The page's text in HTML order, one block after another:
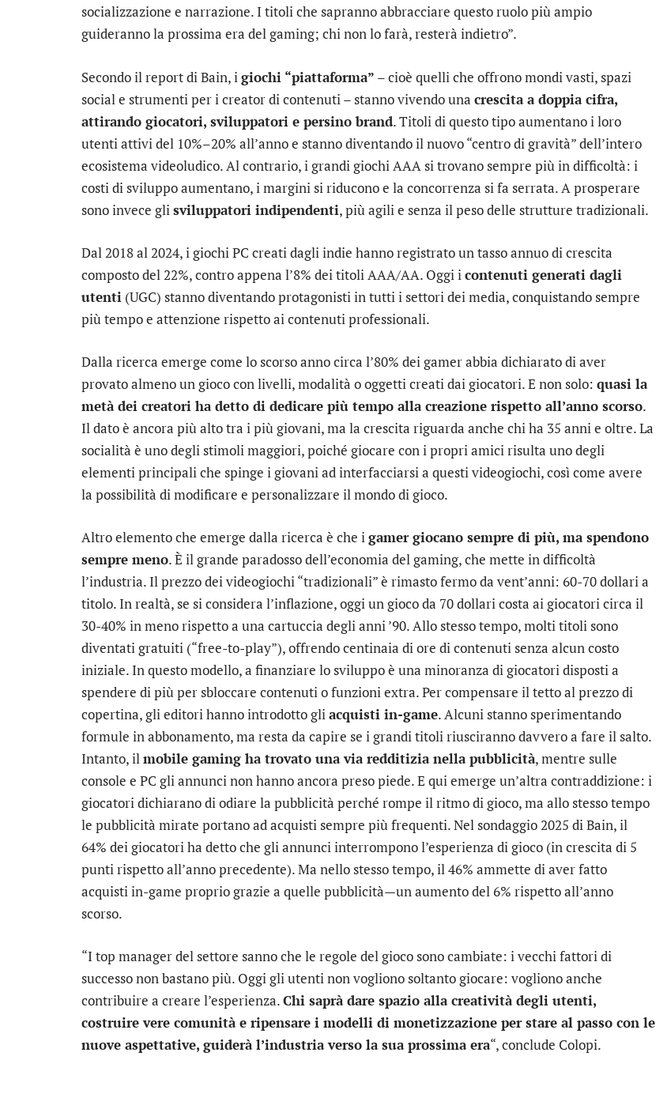
socializzazione e narrazione. I titoli che sapranno abbracciare questo ruolo più ampio
guideranno la prossima era del gaming; chi non lo farà, resterà indietro”.
Secondo il report di Bain, i giochi “piattaforma” – cioè quelli che offrono mondi vasti, spazi
social e strumenti per i creator di contenuti – stanno vivendo una crescita a doppia cifra,
attirando giocatori, sviluppatori e persino brand. Titoli di questo tipo aumentano i loro
utenti attivi del 10%–20% all’anno e stanno diventando il nuovo “centro di gravità” dell’intero
ecosistema videoludico. Al contrario, i grandi giochi AAA si trovano sempre più in difficoltà: i
costi di sviluppo aumentano, i margini si riducono e la concorrenza si fa serrata. A prosperare
sono invece gli sviluppatori indipendenti, più agili e senza il peso delle strutture tradizionali.
Dal 2018 al 2024, i giochi PC creati dagli indie hanno registrato un tasso annuo di crescita
composto del 22%, contro appena l’8% dei titoli AAA/AA. Oggi icontenuti generati dagli
utenti (UGC) stanno diventando protagonisti in tutti i settori dei media, conquistando sempre
più tempo e attenzione rispetto ai contenuti professionali.
Dalla ricerca emerge come lo scorso anno circa l’80% dei gamer abbia dichiarato di aver
provato almeno un gioco con livelli, modalità o oggetti creati dai giocatori. E non solo: quasi la
metà dei creatori ha detto di dedicare più tempo alla creazione rispetto all’anno scorso.
Il dato è ancora più alto tra i più giovani, ma la crescita riguarda anche chi ha 35 anni e oltre. La
socialità è uno degli stimoli maggiori, poiché giocare con i propri amici risulta uno degli
elementi principali che spinge i giovani ad interfacciarsi a questi videogiochi, così come avere
la possibilità di modificare e personalizzare il mondo di gioco.
Altro elemento che emerge dalla ricerca è che igamer giocano sempre di più, ma spendono
sempre meno. È il grande paradosso dell’economia del gaming, che mette in difficoltà
l’industria. Il prezzo dei videogiochi “tradizionali” è rimasto fermo da vent’anni: 60-70 dollari a
titolo. In realtà, se si considera l’inflazione, oggi un gioco da 70 dollari costa ai giocatori circa il
30-40% in meno rispetto a una cartuccia degli anni ’90. Allo stesso tempo, molti titoli sono
diventati gratuiti (“free-to-play”), offrendo centinaia di ore di contenuti senza alcun costo
iniziale. In questo modello, a finanziare lo sviluppo è una minoranza di giocatori disposti a
spendere di più per sbloccare contenuti o funzioni extra. Per compensare il tetto al prezzo di
copertina, gli editori hanno introdotto gliacquisti in-game. Alcuni stanno sperimentando
formule in abbonamento, ma resta da capire se i grandi titoli riusciranno davvero a fare il salto.
Intanto, ilmobile gaming ha trovato una via redditizia nella pubblicità, mentre sulle
console e PC gli annunci non hanno ancora preso piede. E qui emerge un’altra contraddizione: i
giocatori dichiarano di odiare la pubblicità perché rompe il ritmo di gioco, ma allo stesso tempo
le pubblicità mirate portano ad acquisti sempre più frequenti. Nel sondaggio 2025 di Bain, il
64% dei giocatori ha detto che gli annunci interrompono l’esperienza di gioco (in crescita di 5
punti rispetto all’anno precedente). Ma nello stesso tempo, il 46% ammette di aver fatto
acquisti in-game proprio grazie a quelle pubblicità—un aumento del 6% rispetto all’anno
scorso.
“I top manager del settore sanno che le regole del gioco sono cambiate: i vecchi fattori di
successo non bastano più. Oggi gli utenti non vogliono soltanto giocare: vogliono anche
contribuire a creare l’esperienza.Chi saprà dare spazio alla creatività degli utenti,
costruire vere comunità e ripensare i modelli di monetizzazione per stare al passo con le
nuove aspettative, guiderà l’industria verso la sua prossima era“, conclude Colopi.